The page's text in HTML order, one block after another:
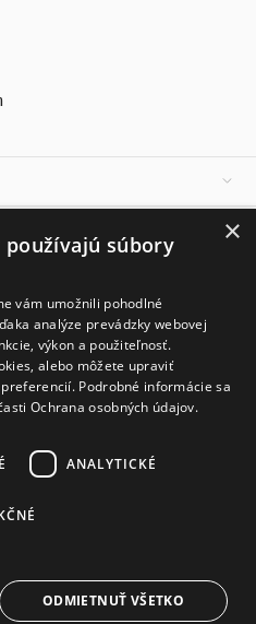
VIAC INFO
VŠETKY PRÁVA VYHRADENÉ.
×
súbory
vám umožnili pohodlné
analýze prevádzky webovej
výkon a použiteľnosť.
alebo môžete upraviť
Podrobné informácie sa
Ochrana osobných údajov.
ANALYTICKÉ
ODMIETNUŤ VŠETKO